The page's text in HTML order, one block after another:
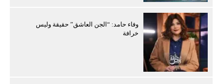
وفاء حامد: “الجن العاشق” حقيقة وليس
خرافة